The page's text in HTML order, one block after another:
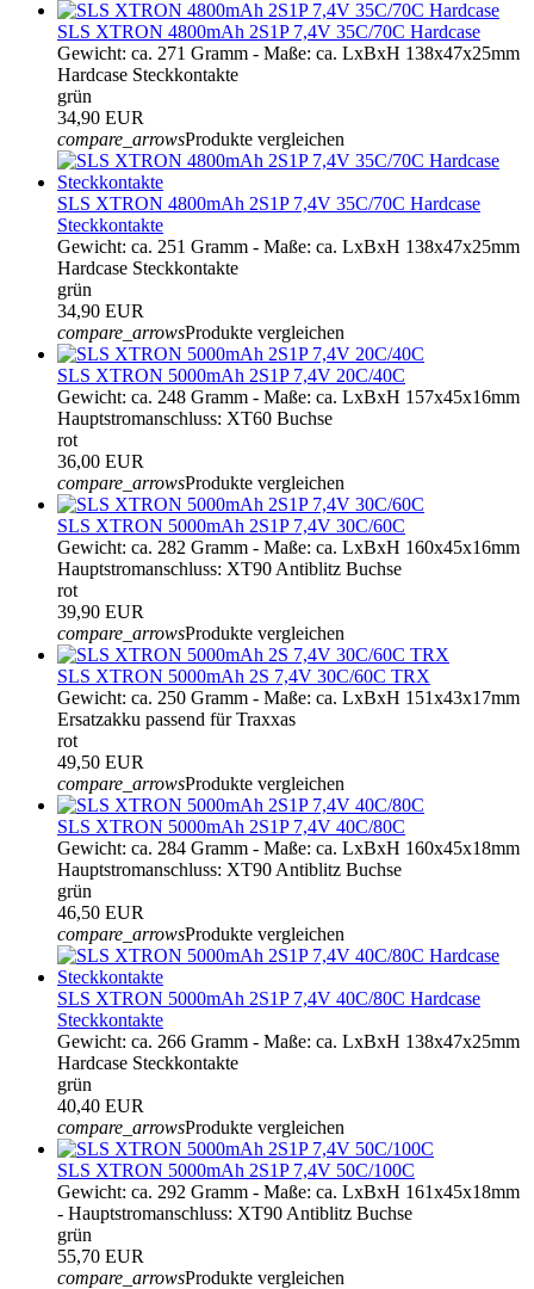
SLS XTRON 4800mAh 2S1P 7,4V 35C/70C Hardcase
Gewicht: ca. 271 Gramm - Maße: ca. LxBxH 138x47x25mm
Hardcase Steckkontakte
grün
34,90 EUR
compare_arrowsProdukte vergleichen
SLS XTRON 4800mAh 2S1P 7,4V 35C/70C Hardcase
Steckkontakte
Gewicht: ca. 251 Gramm - Maße: ca. LxBxH 138x47x25mm
Hardcase Steckkontakte
grün
34,90 EUR
compare_arrowsProdukte vergleichen
SLS XTRON 5000mAh 2S1P 7,4V 20C/40C
Gewicht: ca. 248 Gramm - Maße: ca. LxBxH 157x45x16mm
Hauptstromanschluss: XT60 Buchse
rot
36,00 EUR
compare_arrowsProdukte vergleichen
SLS XTRON 5000mAh 2S1P 7,4V 30C/60C
Gewicht: ca. 282 Gramm - Maße: ca. LxBxH 160x45x16mm
Hauptstromanschluss: XT90 Antiblitz Buchse
rot
39,90 EUR
compare_arrowsProdukte vergleichen
SLS XTRON 5000mAh 2S 7,4V 30C/60C TRX
Gewicht: ca. 250 Gramm - Maße: ca. LxBxH 151x43x17mm
Ersatzakku passend für Traxxas
rot
49,50 EUR
compare_arrowsProdukte vergleichen
SLS XTRON 5000mAh 2S1P 7,4V 40C/80C
Gewicht: ca. 284 Gramm - Maße: ca. LxBxH 160x45x18mm
Hauptstromanschluss: XT90 Antiblitz Buchse
grün
46,50 EUR
compare_arrowsProdukte vergleichen
SLS XTRON 5000mAh 2S1P 7,4V 40C/80C Hardcase
Steckkontakte
Gewicht: ca. 266 Gramm - Maße: ca. LxBxH 138x47x25mm
Hardcase Steckkontakte
grün
40,40 EUR
compare_arrowsProdukte vergleichen
SLS XTRON 5000mAh 2S1P 7,4V 50C/100C
Gewicht: ca. 292 Gramm - Maße: ca. LxBxH 161x45x18mm
- Hauptstromanschluss: XT90 Antiblitz Buchse
grün
55,70 EUR
compare_arrowsProdukte vergleichen